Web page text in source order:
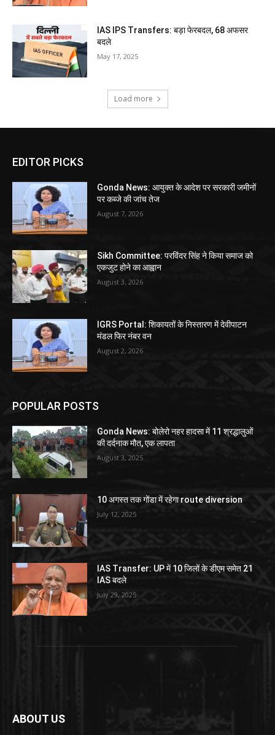
IAS IPS Transfers: बड़ा फेरबदल, 68 अफसर
बदले
May 17, 2025
Load more
EDITOR PICKS
Gonda News: आयुक्त के आदेश पर सरकारी जमीनों
पर कब्जे की जांच तेज
August 7, 2026
Sikh Committee: परविंदर सिंह ने किया समाज को
एकजुट होने का आह्वान
August 3, 2026
IGRS Portal: शिकायतों के निस्तारण में देवीपाटन
मंडल फिर नंबर वन
August 2, 2026
POPULAR POSTS
Gonda News: बोलेरो नहर हादसा में 11 श्रद्धालुओं
की दर्दनाक मौत, एक लापता
August 3, 2025
10 अगस्त तक गोंडा में रहेगा route diversion
July 12, 2025
IAS Transfer: UP में 10 जिलों के डीएम समेत 21
IAS बदले
July 29, 2025
ABOUT US